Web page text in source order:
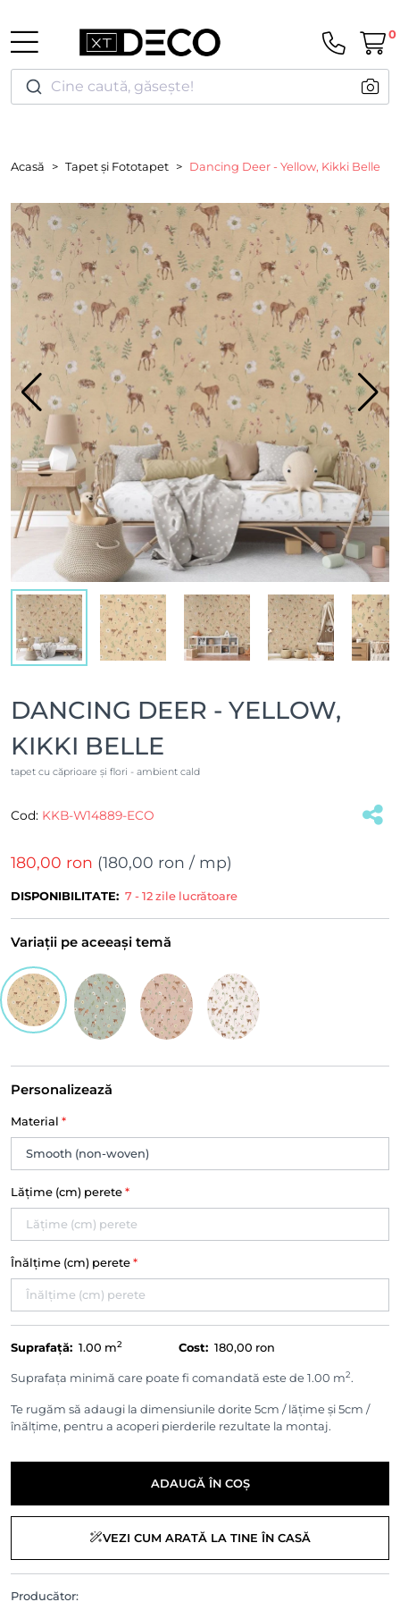
Cine caută, găsește!
0
Acasă Tapet și Fototapet Dancing Deer - Yellow, Kikki Belle
DANCING DEER - YELLOW,
KIKKI BELLE
tapet cu căprioare și flori - ambient cald
Cod: KKB-W14889-ECO
180,00 ron (180,00 ron / mp)
DISPONIBILITATE: 7 - 12 zile lucrătoare
Variații pe aceeași temă
Personalizează
Material *
Lățime (cm) perete *
Înălțime (cm) perete *
Suprafață: 1.00 m2 Cost: 180,00 ron
Suprafața minimă care poate fi comandată este de 1.00 m2.
Te rugăm să adaugi la dimensiunile dorite 5cm / lățime și 5cm /
înălțime, pentru a acoperi pierderile rezultate la montaj.
ADAUGĂ ÎN COȘ
VEZI CUM ARATĂ LA TINE ÎN CASĂ
Producător: